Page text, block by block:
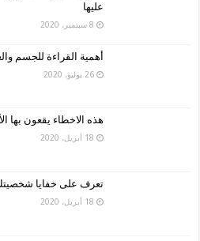
عليها
8 سبتمبر، 2020
أهمية القراءة للجسم
26 يوليو، 2020
هذه الاخطاء يقعون بها
18 أبريل، 2020
تعرف على خفايا
18 أبريل، 2020